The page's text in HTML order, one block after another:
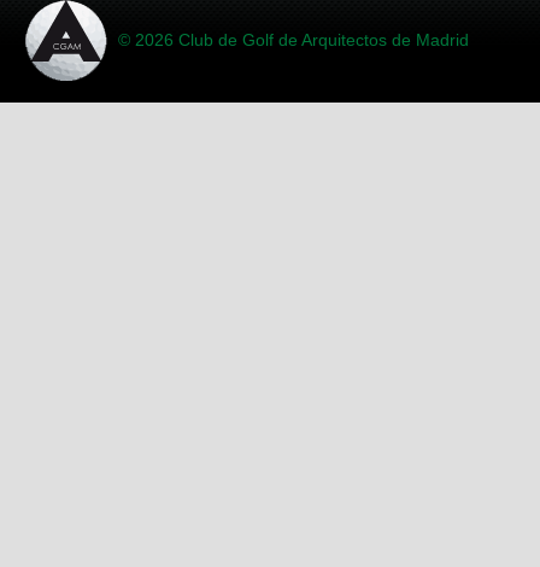
© 2026 Club de Golf de Arquitectos de Madrid